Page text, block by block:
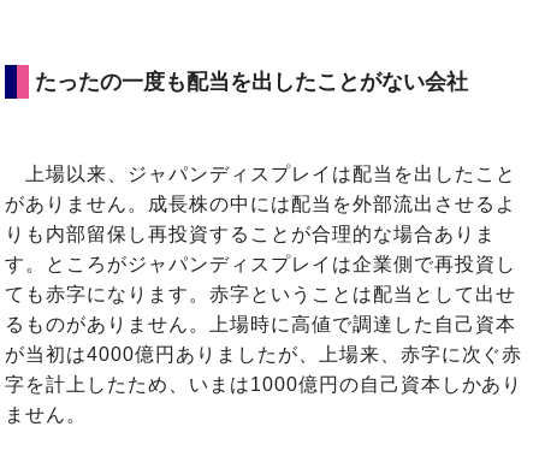
たったの一度も配当を出したことがない会社
上場以来、ジャパンディスプレイは配当を出したこと
がありません。成長株の中には配当を外部流出させるよ
りも内部留保し再投資することが合理的な場合ありま
す。ところがジャパンディスプレイは企業側で再投資し
ても赤字になります。赤字ということは配当として出せ
るものがありません。上場時に高値で調達した自己資本
が当初は4000億円ありましたが、上場来、赤字に次ぐ赤
字を計上したため、いまは1000億円の自己資本しかあり
ません。